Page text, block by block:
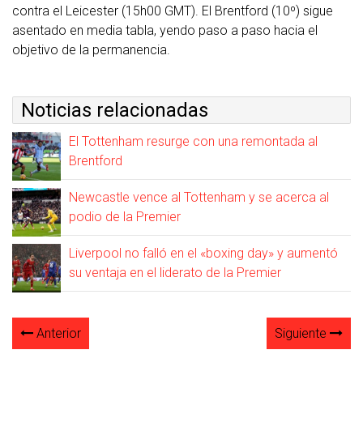
contra el Leicester (15h00 GMT). El Brentford (10º) sigue
asentado en media tabla, yendo paso a paso hacia el
objetivo de la permanencia.
Noticias relacionadas
El Tottenham resurge con una remontada al
Brentford
Newcastle vence al Tottenham y se acerca al
podio de la Premier
Liverpool no falló en el «boxing day» y aumentó
su ventaja en el liderato de la Premier
Anterior Siguiente